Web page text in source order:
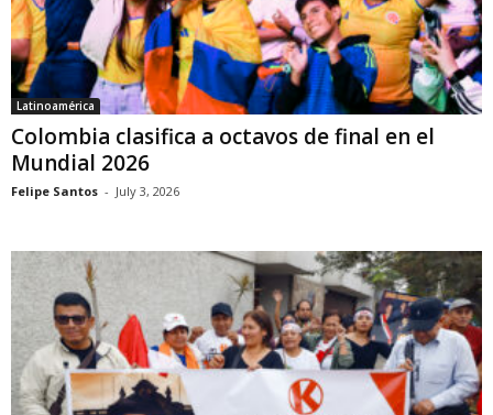
Latinoamérica
Colombia clasifica a octavos de final en el
Mundial 2026
Felipe Santos - July 3, 2026